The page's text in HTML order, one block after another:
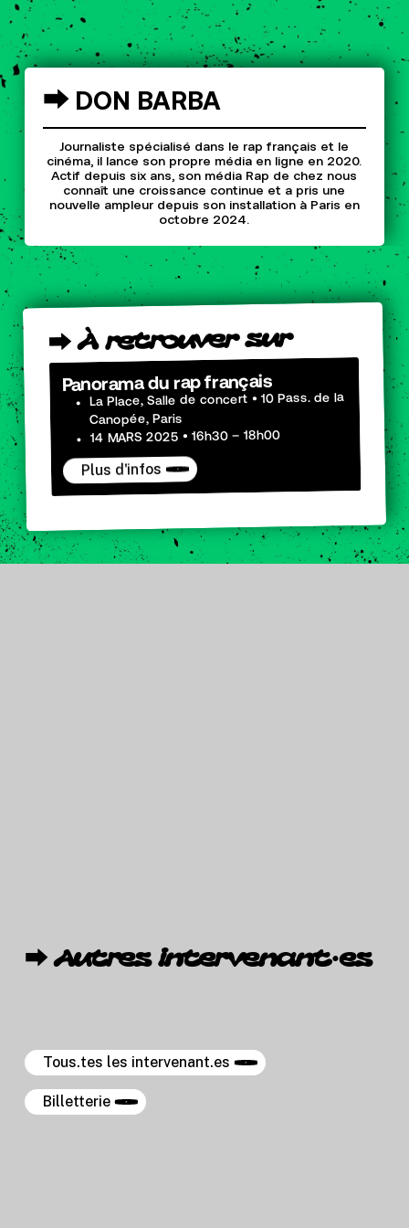
⮕ DON BARBA
Journaliste spécialisé dans le rap français et le
cinéma, il lance son propre média en ligne en 2020.
Actif depuis six ans, son média Rap de chez nous
connaît une croissance continue et a pris une
nouvelle ampleur depuis son installation à Paris en
octobre 2024.
⮕ À retrouversur
Panorama du rap français
La Place, Salle de concert • 10 Pass. de la
Canopée, Paris
14 MARS 2025 • 16h30 – 18h00
Plus d'infos
⮕ Autres intervenant·es
Tous.tes les intervenant.es
Billetterie